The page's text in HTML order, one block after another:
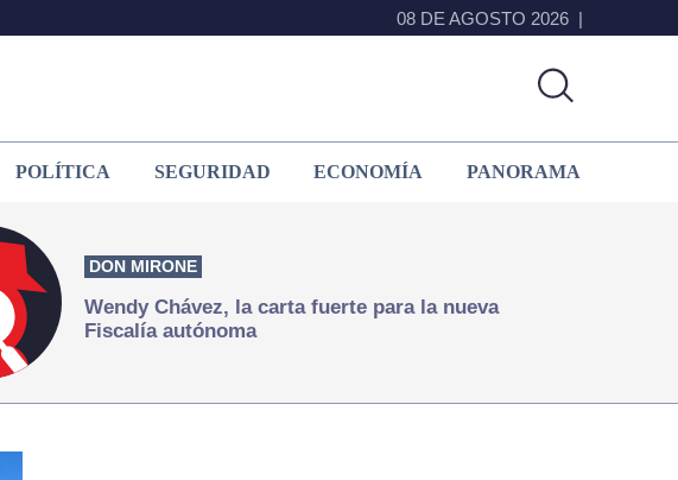
08 DE AGOSTO 2026
POLÍTICA SEGURIDAD ECONOMÍA PANORAMA
DON MIRONE
Wendy Chávez, la carta fuerte para la nueva
Fiscalía autónoma